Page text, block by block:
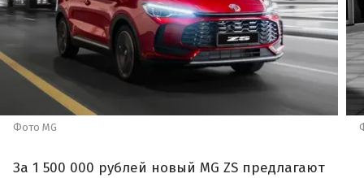
Фото MG
За 1 500 000 рублей новый MG ZS предлагают